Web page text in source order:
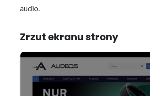
audio.
Zrzut ekranu strony